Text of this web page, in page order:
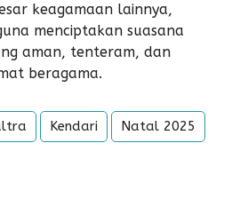
keagamaan lainnya,
menciptakan suasana
aman, tenteram, dan
beragama.
Kendari Natal 2025